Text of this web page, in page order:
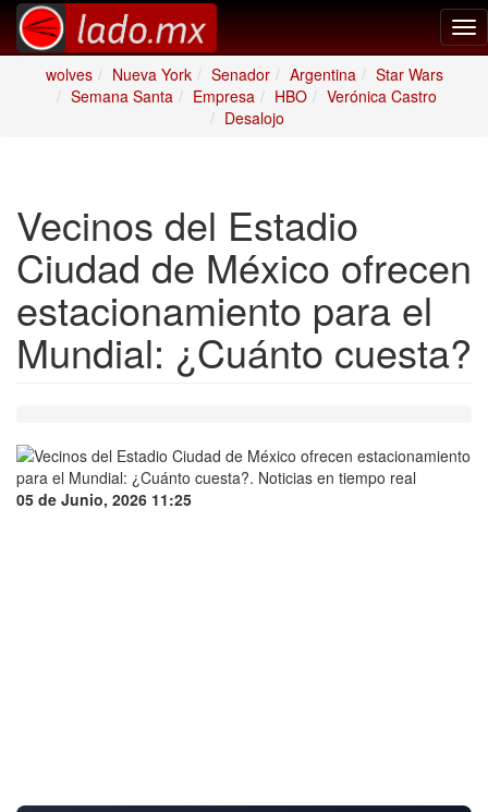
wolves
Nueva York Senador Argentina
Star Wars
Semana Santa
Empresa HBO
Verónica Castro
Desalojo
Vecinos del Estadio
Ciudad de México ofrecen
estacionamiento para el
Mundial: ¿Cuánto cuesta?
05 de Junio, 2026 11:25